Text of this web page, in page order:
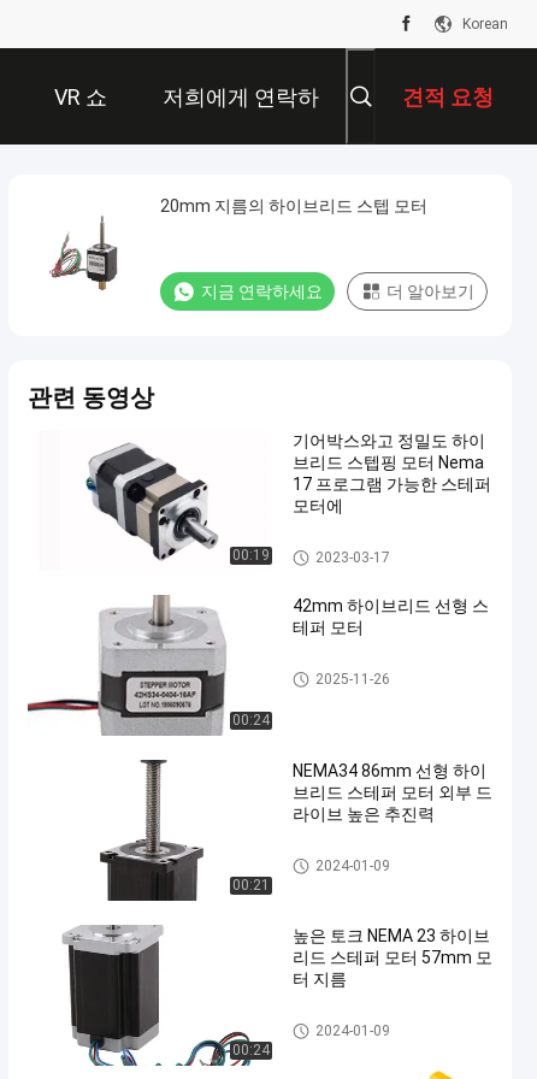
Korean
VR 쇼 저희에게 연락하
십시오
견적 요청
20mm 지름의 하이브리드 스텝 모터
지금 연락하세요 더 알아보기
관련 동영상
00:19
기어박스와고 정밀도 하이
브리드 스텝핑 모터 Nema
17 프로그램 가능한 스테퍼
모터에
스테퍼 모터를 기어 드
2023-03-17
00:24
42mm 하이브리드 선형 스
테퍼 모터
하이브리드 스테퍼 모터
2025-11-26
00:21
NEMA34 86mm 선형 하이
브리드 스테퍼 모터 외부 드
라이브 높은 추진력
하이브리드 스테퍼 모터
2024-01-09
00:24
높은 토크 NEMA 23 하이브
리드 스테퍼 모터 57mm 모
터 지름
하이브리드 스테퍼 모터
2024-01-09